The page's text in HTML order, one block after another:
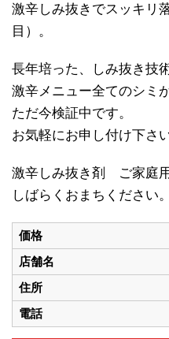
激辛しみ抜きでスッキリ
目）。
長年培った、しみ抜き技
激辛メニュー全てのシミ
ただ今検証中です。
お気軽にお申し付け下さい
激辛しみ抜き剤 ご家庭用
しばらくおまちください。
価格
店舗名
住所
電話